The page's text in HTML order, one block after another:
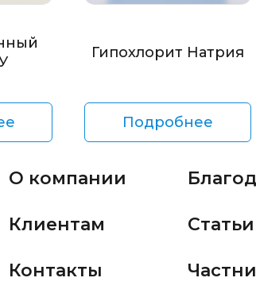
Гипохлорит Натрия
Подробнее
О компании
Клиентам
Контакты
Статьи